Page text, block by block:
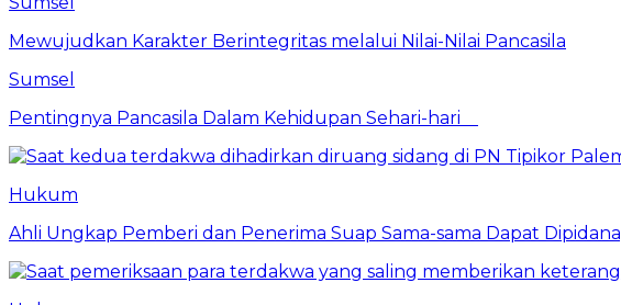
Mewujudkan Karakter Berintegritas melalui Nilai-Nilai Pancasila
Sumsel
Pentingnya Pancasila Dalam Kehidupan Sehari-hari
Hukum
Ahli Ungkap Pemberi dan Penerima Suap Sama-sama Dapat